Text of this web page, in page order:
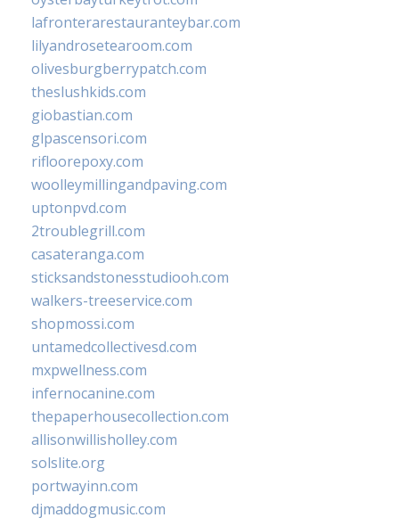
lafronterarestauranteybar.com
lilyandrosetearoom.com
olivesburgberrypatch.com
theslushkids.com
giobastian.com
glpascensori.com
rifloorepoxy.com
woolleymillingandpaving.com
uptonpvd.com
2troublegrill.com
casateranga.com
sticksandstonesstudiooh.com
walkers-treeservice.com
shopmossi.com
untamedcollectivesd.com
mxpwellness.com
infernocanine.com
thepaperhousecollection.com
allisonwillisholley.com
solslite.org
portwayinn.com
djmaddogmusic.com